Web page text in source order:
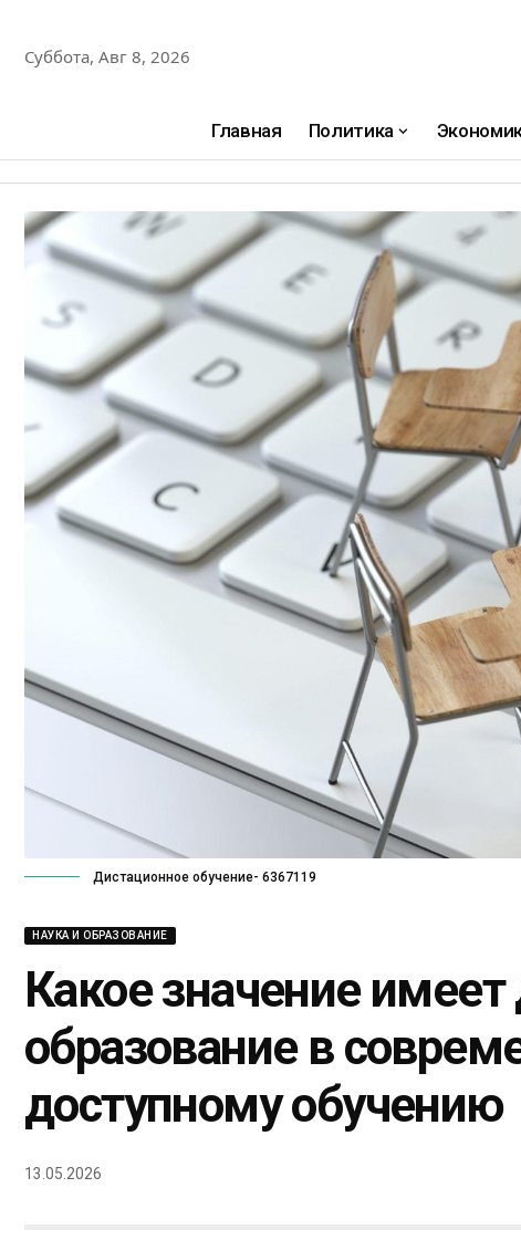
Суббота, Авг 8, 2026
Главная Политика
Дистационное обучение- 6367119
НАУКА И ОБРАЗОВАНИЕ
Какое значение
образование в
доступному обучению
13.05.2026